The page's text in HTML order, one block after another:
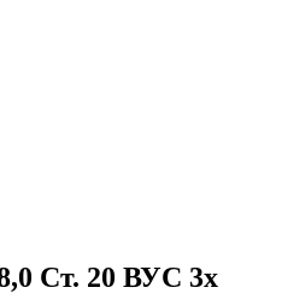
Ст. 20 ВУС 3х